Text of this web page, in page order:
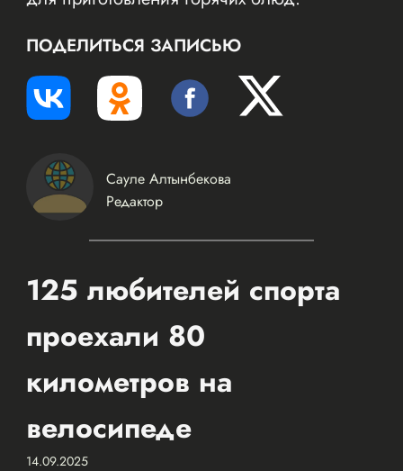
ПОДЕЛИТЬСЯ ЗАПИСЬЮ
Сауле Алтынбекова
Редактор
125 любителей спорта
проехали 80
километров на
велосипеде
14.09.2025